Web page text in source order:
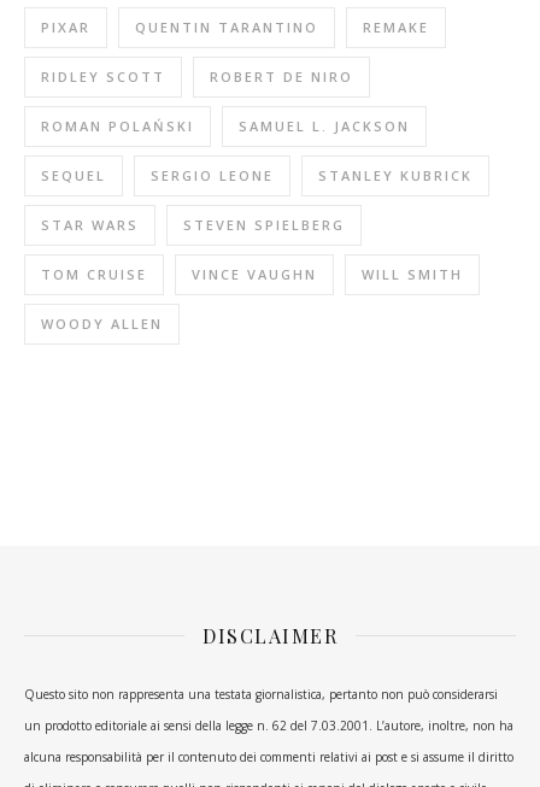
PIXAR QUENTIN TARANTINO REMAKE
RIDLEY SCOTT ROBERT DE NIRO
ROMAN POLAŃSKI SAMUEL L. JACKSON
SEQUEL SERGIO LEONE STANLEY KUBRICK
STAR WARS STEVEN SPIELBERG
TOM CRUISE VINCE VAUGHN WILL SMITH
WOODY ALLEN
DISCLAIMER
Questo sito non rappresenta una testata giornalistica, pertanto non può considerarsi
un prodotto editoriale ai sensi della legge n. 62 del 7.03.2001. L’autore, inoltre, non ha
alcuna responsabilità per il contenuto dei commenti relativi ai post e si assume il diritto